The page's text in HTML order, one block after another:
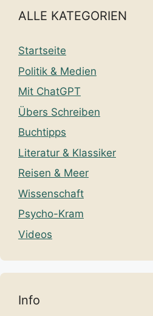
ALLE KATEGORIEN
Startseite
Politik & Medien
Mit ChatGPT
Übers Schreiben
Buchtipps
Literatur & Klassiker
Reisen & Meer
Wissenschaft
Psycho-Kram
Videos
Info